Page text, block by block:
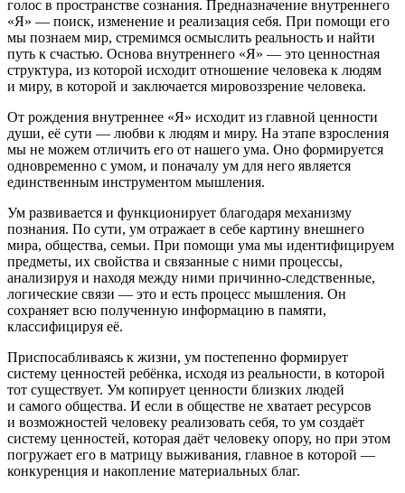
голос в пространстве сознания. Предназначение внутреннего
«Я» — поиск, изменение и реализация себя. При помощи его
мы познаем мир, стремимся осмыслить реальность и найти
путь к счастью. Основа внутреннего «Я» — это ценностная
структура, из которой исходит отношение человека к людям
и миру, в которой и заключается мировоззрение человека.
От рождения внутреннее «Я» исходит из главной ценности
души, её сути — любви к людям и миру. На этапе взросления
мы не можем отличить его от нашего ума. Оно формируется
одновременно с умом, и поначалу ум для него является
единственным инструментом мышления.
Ум развивается и функционирует благодаря механизму
познания. По сути, ум отражает в себе картину внешнего
мира, общества, семьи. При помощи ума мы идентифицируем
предметы, их свойства и связанные с ними процессы,
анализируя и находя между ними причинно-следственные,
логические связи — это и есть процесс мышления. Он
сохраняет всю полученную информацию в памяти,
классифицируя её.
Приспосабливаясь к жизни, ум постепенно формирует
систему ценностей ребёнка, исходя из реальности, в которой
тот существует. Ум копирует ценности близких людей
и самого общества. И если в обществе не хватает ресурсов
и возможностей человеку реализовать себя, то ум создаёт
систему ценностей, которая даёт человеку опору, но при этом
погружает его в матрицу выживания, главное в которой —
конкуренция и накопление материальных благ.